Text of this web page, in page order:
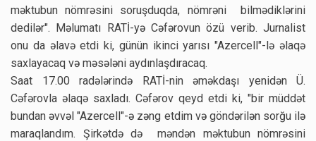
məktubun nömrəsini soruşduqda, nömrəni bilmədiklərini
dedilər". Məlumatı RATİ-yə Cəfərovun özü verib. Jurnalist
onu da əlavə etdi ki, günün ikinci yarısı "Azercell"-lə əlaqə
saxlayacaq və məsələni aydınlaşdıracaq.
Saat 17.00 radələrində RATİ-nin əməkdaşı yenidən Ü.
Cəfərovla əlaqə saxladı. Cəfərov qeyd etdi ki, "bir müddət
bundan əvvəl "Azercell"-ə zəng etdim və göndərilən sorğu ilə
maraqlandım. Şirkətdə də məndən məktubun nömrəsini